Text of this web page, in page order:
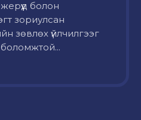
болон
зориулсан
зөвлөх үйлчилгээг